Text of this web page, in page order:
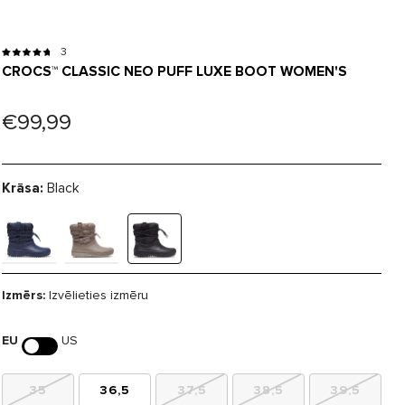
3
CROCS™ CLASSIC NEO PUFF LUXE BOOT WOMEN'S
€99,99
Krāsa: Black
Izmērs: Izvēlieties izmēru
EU US
35 36,5 37,5 38,5 39,5